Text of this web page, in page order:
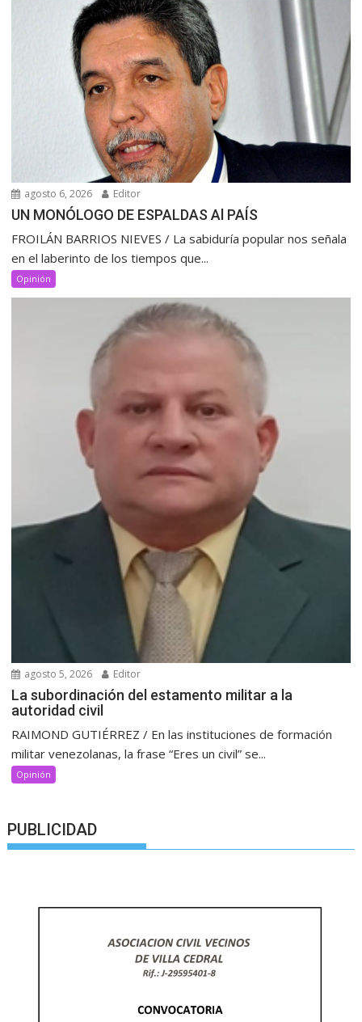
agosto 6, 2026 Editor
UN MONÓLOGO DE ESPALDAS Al PAÍS
FROILÁN BARRIOS NIEVES / La sabiduría popular nos señala
en el laberinto de los tiempos que...
Opinión
agosto 5, 2026 Editor
La subordinación del estamento militar a la
autoridad civil
RAIMOND GUTIÉRREZ / En las instituciones de formación
militar venezolanas, la frase “Eres un civil” se...
Opinión
PUBLICIDAD